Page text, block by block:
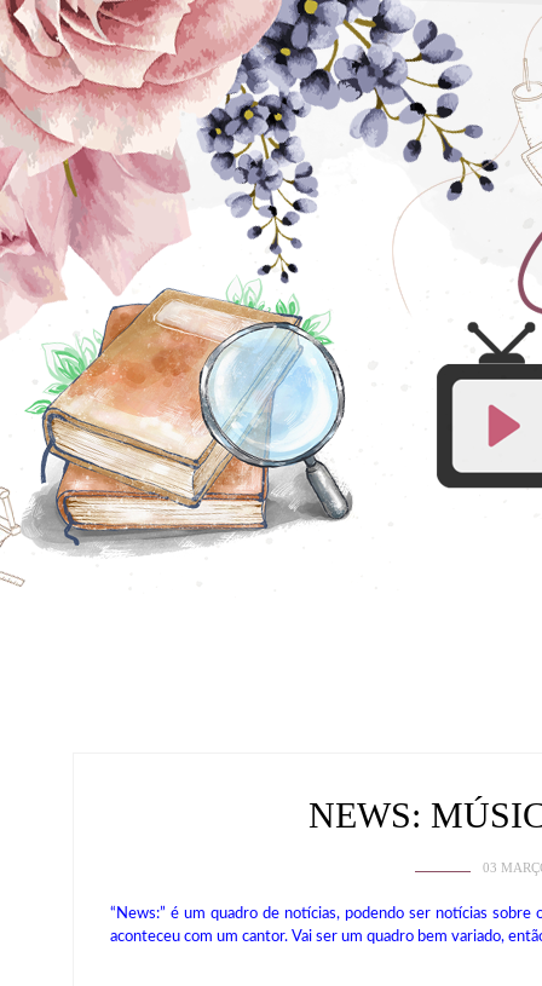
NEWS:
03
“News:” é um quadro de notícias, podendo ser notícias
aconteceu com um cantor. Vai ser um quadro bem variado,